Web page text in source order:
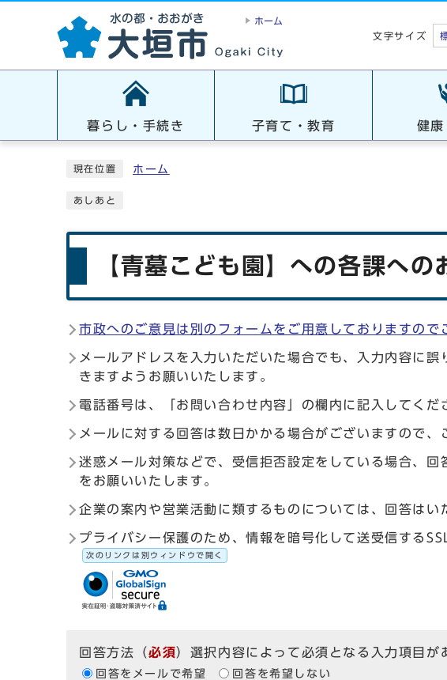
ホーム
文字サイズ
暮らし・手続き 子育て・教育 健康
現在位置 ホーム
あしあと
【青墓こども園】への各課へ
市政へのご意見は別のフォームをご用意しておりますので
メールアドレスを入力いただいた場合でも、入力内容に
きますようお願いいたします。
電話番号は、「お問い合わせ内容」の欄内に記入してくだ
メールに対する回答は数日かかる場合がございますので、
迷惑メール対策などで、受信拒否設定をしている場合、
をお願いいたします。
企業の案内や営業活動に類するものについては、回答はい
プライバシー保護のため、情報を暗号化して送受信する
次のリンクは別ウィンドウで開く
回答方法 （必須）選択内容によって必須となる入力項目が
回答をメールで希望 回答を希望しない